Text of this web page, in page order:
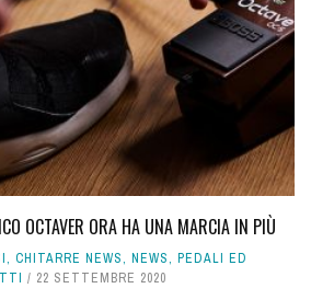
OCTAVER ORA HA UNA MARCIA IN PIÙ
, CHITARRE NEWS, NEWS, PEDALI ED
22 SETTEMBRE 2020